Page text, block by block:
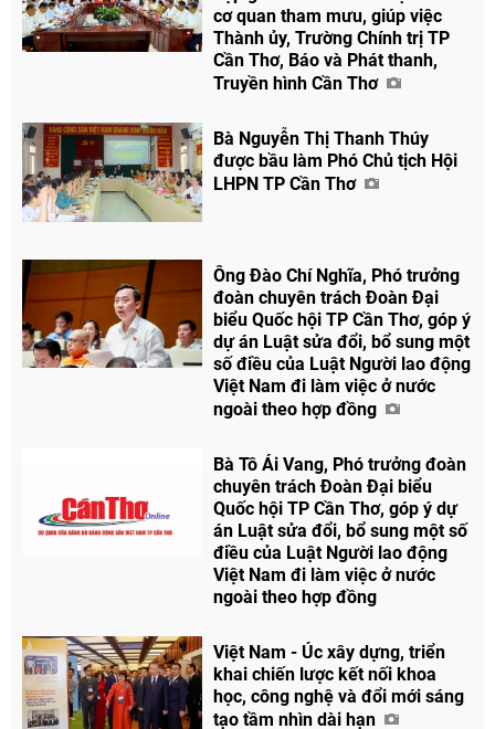
Chia sẻ
Facebook
cơ quan tham mưu, giúp việc
Thành ủy, Trường Chính trị TP
Cần Thơ, Báo và Phát thanh,
Truyền hình Cần Thơ
Bà Nguyễn Thị Thanh Thúy
được bầu làm Phó Chủ tịch Hội
LHPN TP Cần Thơ
Ông Đào Chí Nghĩa, Phó trưởng
đoàn chuyên trách Đoàn Đại
biểu Quốc hội TP Cần Thơ, góp ý
dự án Luật sửa đổi, bổ sung một
số điều của Luật Người lao động
Việt Nam đi làm việc ở nước
ngoài theo hợp đồng
Bà Tô Ái Vang, Phó trưởng đoàn
chuyên trách Đoàn Đại biểu
Quốc hội TP Cần Thơ, góp ý dự
án Luật sửa đổi, bổ sung một số
điều của Luật Người lao động
Việt Nam đi làm việc ở nước
ngoài theo hợp đồng
Việt Nam - Úc xây dựng, triển
khai chiến lược kết nối khoa
học, công nghệ và đổi mới sáng
tạo tầm nhìn dài hạn